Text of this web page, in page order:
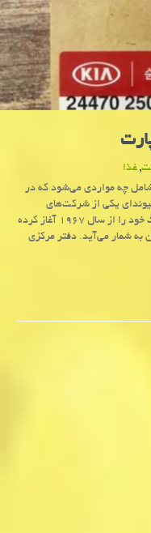
,غذا
چه مواردی می‌شود که در
یکی از شرکت‌های
شناخته شده و چند ملیتی کره‌ای است که فعالیت خود را از سال ۱۹۶۷ آغاز کرده
به شمار می‌آید. دفتر مرکزی